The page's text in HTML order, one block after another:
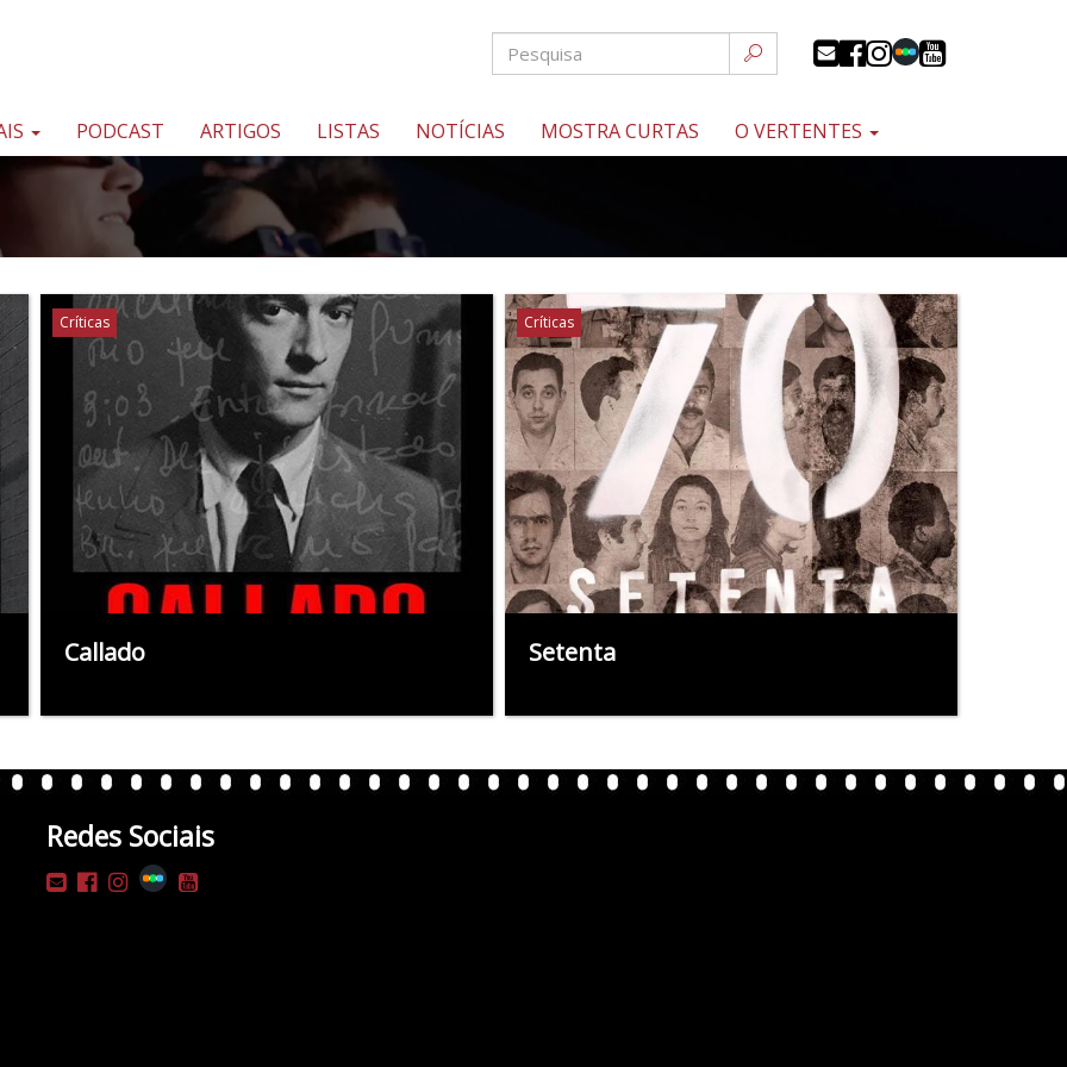
PODCAST ARTIGOS LISTAS NOTÍCIAS MOSTRA CURTAS O VERTENTES
Críticas
Callado
Críticas
Setenta
Redes Sociais